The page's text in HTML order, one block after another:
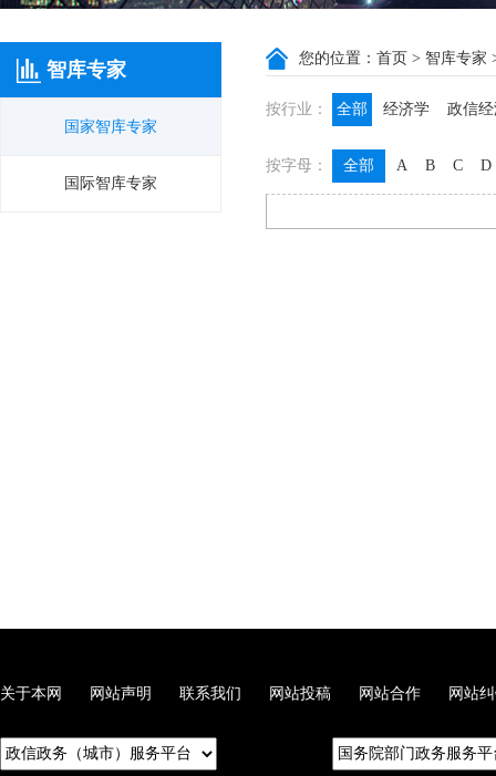
智库专家
国家智库专家
国际智库专家
您的位置： 首页 > 智库专家
按行业： 全部 经济学
政信
膳食养生
名医西药
按字母： 全部 A B C D
关于本网 网站声明 联系我们 网站投稿 网站合作 网站